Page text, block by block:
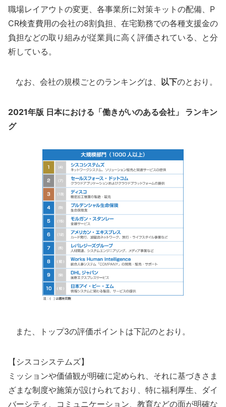
職場レイアウトの変更、各事業所に対策キットの配備、P
CR検査費用の会社の8割負担、在宅勤務での各種支援金の
負担などの取り組みが従業員に高く評価されている、と分
析している。
なお、会社の規模ごとのランキングは、 以下のとおり。
2021年版 日本における「働きがいのある会社」 ランキン
グ
また、トップ3の評価ポイントは下記のとおり。
【シスコシステムズ】
ミッションや価値観が明確に定められ、それに基づきさま
ざまな制度や施策が設けられており、特に福利厚生、ダイ
バーシティ、コミュニケーション、教育などの面が明確な